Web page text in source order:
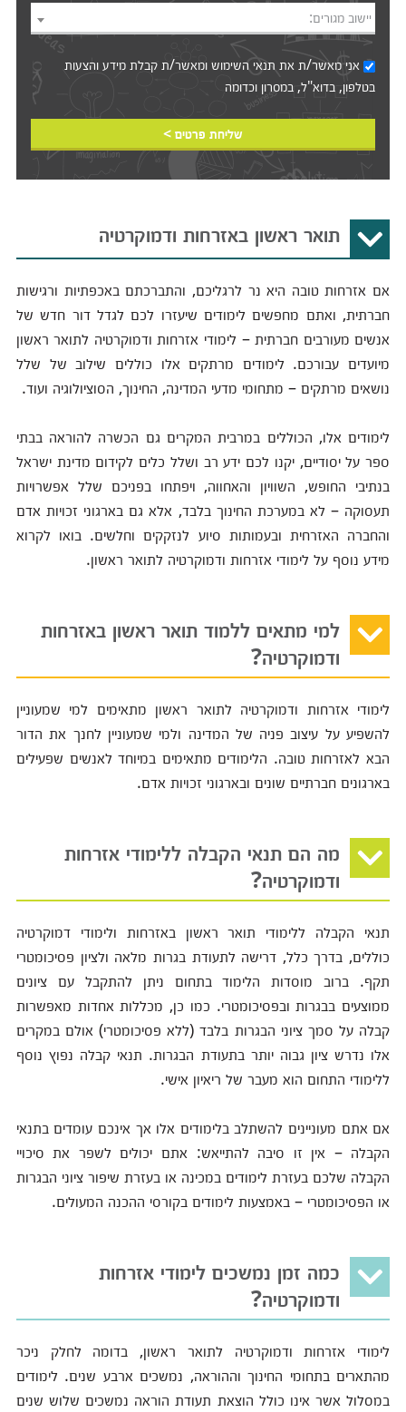
יישוב מגורים:
אני מאשר/ת אתתנאי השימושומאשר/ת קבלת מידע והצעות
בטלפון, בדוא"ל, במסרון וכדומה‎‎
שליחת פרטים >
תואר ראשון באזרחות ודמוקרטיה
אם אזרחות טובה היא נר לרגליכם, והתברכתם באכפתיות ורגישות
חברתית, ואתם מחפשים לימודים שיעזרו לכם לגדל דור חדש של
אנשים מעורבים חברתית – לימודי אזרחות ודמוקרטיה לתואר ראשון
מיועדים עבורכם. לימודים מרתקים אלו כוללים שילוב של שלל
נושאים מרתקים – מתחומי מדעי המדינה, החינוך, הסוציולוגיה ועוד.
לימודים אלו, הכוללים במרבית המקרים גם הכשרה להוראה בבתי
ספר על יסודיים, יקנו לכם ידע רב ושלל כלים לקידום מדינת ישראל
בנתיבי החופש, השוויון והאחווה, ויפתחו בפניכם שלל אפשרויות
תעסוקה – לא במערכת החינוך בלבד, אלא גם בארגוני זכויות אדם
והחברה האזרחית ובעמותות סיוע לנזקקים וחלשים. בואו לקרוא
מידע נוסף על לימודי אזרחות ודמוקרטיה לתואר ראשון.
למי מתאים ללמוד תואר ראשון באזרחות
ודמוקרטיה?
לימודי אזרחות ודמוקרטיה לתואר ראשון מתאימים למי שמעוניין
להשפיע על עיצוב פניה של המדינה ולמי שמעוניין לחנך את הדור
הבא לאזרחות טובה. הלימודים מתאימים במיוחד לאנשים שפעילים
בארגונים חברתיים שונים ובארגוני זכויות אדם.
מה הם תנאי הקבלה ללימודי אזרחות
ודמוקרטיה?
תנאי הקבלה ללימודי תואר ראשון באזרחות ולימודי דמוקרטיה
כוללים, בדרך כלל, דרישה לתעודת בגרות מלאה ולציון פסיכומטרי
תקף. ברוב מוסדות הלימוד בתחום ניתן להתקבל עם ציונים
ממוצעים בבגרות ובפסיכומטרי. כמו כן, מכללות אחדות מאפשרות
קבלה על סמך ציוני הבגרות בלבד (ללא פסיכומטרי) אולם במקרים
אלו נדרש ציון גבוה יותר בתעודת הבגרות. תנאי קבלה נפוץ נוסף
ללימודי התחום הוא מעבר של ריאיון אישי.
אם אתם מעוניינים להשתלב בלימודים אלו אך אינכם עומדים בתנאי
הקבלה – אין זו סיבה להתייאש: אתם יכולים לשפר את סיכויי
הקבלה שלכם בעזרת לימודים במכינה או בעזרת שיפור ציוני הבגרות
או הפסיכומטרי – באמצעות לימודים בקורסי ההכנה המעולים.
כמה זמן נמשכים לימודי אזרחות
ודמוקרטיה?
לימודי אזרחות ודמוקרטיה לתואר ראשון, בדומה לחלק ניכר
מהתארים בתחומי החינוך וההוראה, נמשכים ארבע שנים. לימודים
במסלול אשר אינו כולל הוצאת תעודת הוראה נמשכים שלוש שנים